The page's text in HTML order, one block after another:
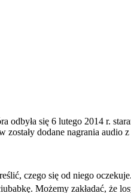
odbyła się 6 lutego 2014 r.
dodane nagrania audio
czego się od niego
Możemy zakładać, że